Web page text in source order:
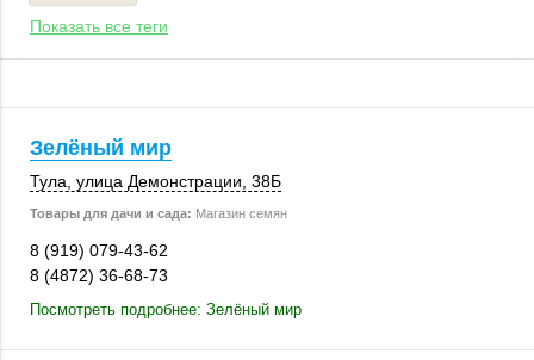
Показать все теги
Зелёный мир
Тула улица Демонстрации 38Б
Товары для дачи и сада: Магазин семян
8 (919) 079-43-62
8 (4872) 36-68-73
Посмотреть подробнее: Зелёный мир